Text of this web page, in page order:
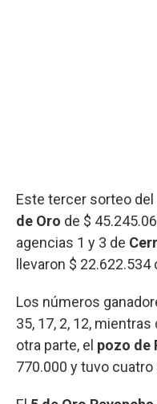
Este tercer sorteo
de Oro de $
agencias 1 y 3 de
llevaron $ 22.622.534
Los números
35, 17, 2, 12,
otra parte, el pozo de
770.000 y tuvo